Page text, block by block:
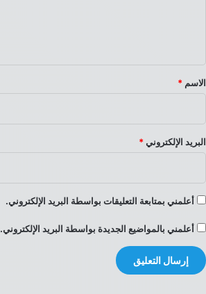
*
الاسم *
البريد الإلكتروني *
أعلمني بمتابعة التعليقات بواسطة البريد الإلكتروني.
أعلمني بالمواضيع الجديدة بواسطة البريد الإلكتروني.